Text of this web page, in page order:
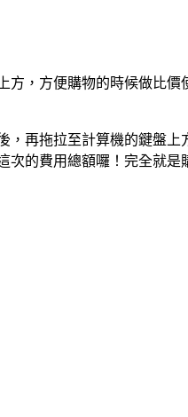
方，方便購物的時候做比
再拖拉至計算機的鍵盤
的費用總額囉！完全就是